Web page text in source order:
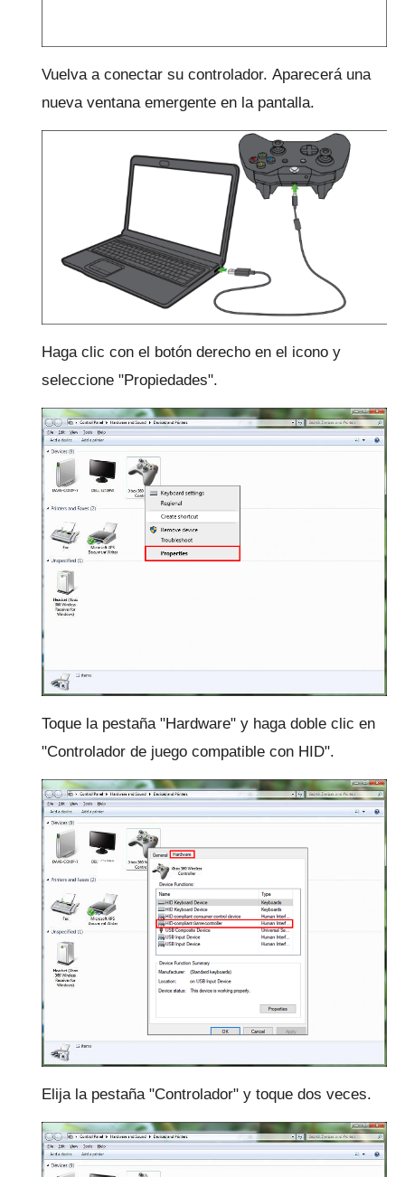
Vuelva a conectar su controlador. Aparecerá una
nueva ventana emergente en la pantalla.
Haga clic con el botón derecho en el icono y
seleccione "Propiedades".
Toque la pestaña "Hardware" y haga doble clic en
"Controlador de juego compatible con HID".
Elija la pestaña "Controlador" y toque dos veces.